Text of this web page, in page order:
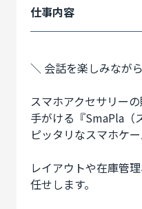
仕事内容
＼ 会話を楽しみなが
スマホアクセサリー
手がける『SmaPla（
ピッタリなスマホケ
レイアウトや在庫管
任せします。